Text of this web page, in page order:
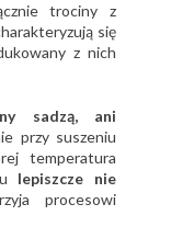
trociny z
się
z nich
sadzą, ani
przy suszeniu
temperatura
lepiszcze nie
procesowi